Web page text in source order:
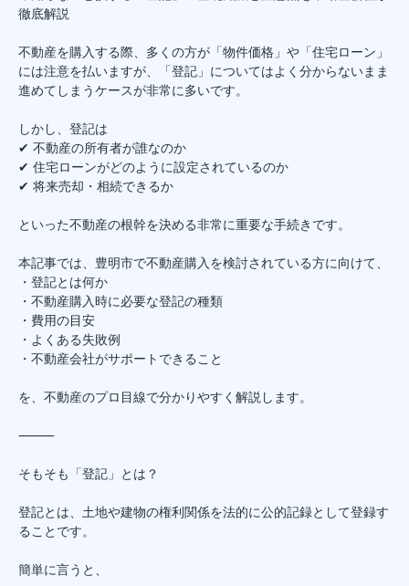
徹底解説
不動産を購入する際、多くの方が「物件価格」や「住宅ローン」
には注意を払いますが、「登記」についてはよく分からないまま
進めてしまうケースが非常に多いです。
しかし、登記は
✔ 不動産の所有者が誰なのか
✔ 住宅ローンがどのように設定されているのか
✔ 将来売却・相続できるか
といった不動産の根幹を決める非常に重要な手続きです。
本記事では、豊明市で不動産購入を検討されている方に向けて、
・登記とは何か
・不動産購入時に必要な登記の種類
・費用の目安
・よくある失敗例
・不動産会社がサポートできること
を、不動産のプロ目線で分かりやすく解説します。
⸻
そもそも「登記」とは？
登記とは、土地や建物の権利関係を法的に公的記録として登録す
ることです。
簡単に言うと、